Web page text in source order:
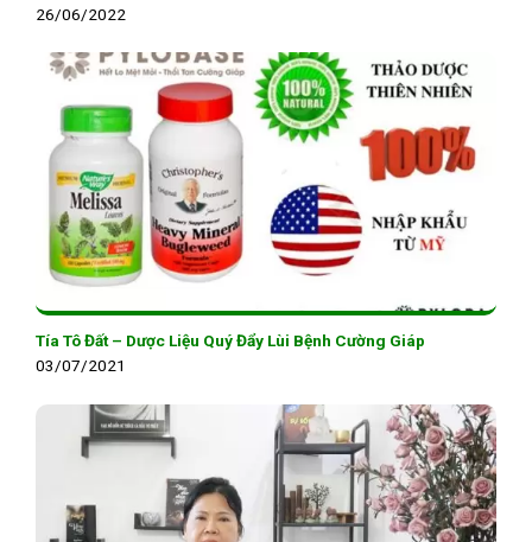
26/06/2022
Tía Tô Đất – Dược Liệu Quý Đẩy Lùi Bệnh Cường Giáp
03/07/2021